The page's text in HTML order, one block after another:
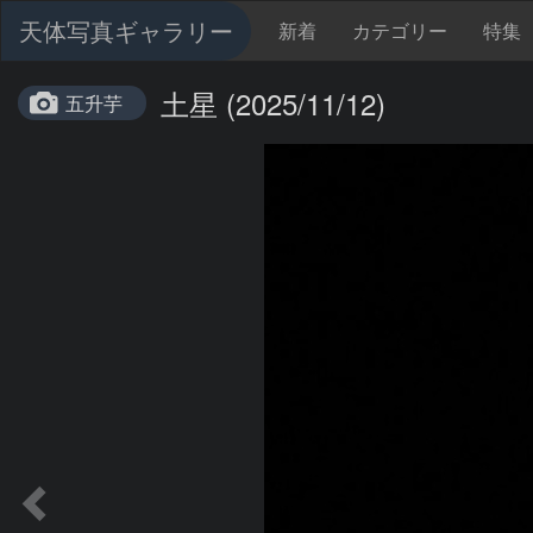
天体写真ギャラリー 新着 カテゴリー 特集
五升芋 土星 (2025/11/12)